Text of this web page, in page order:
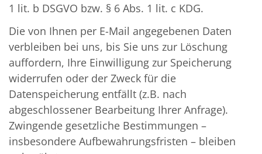
1 lit. b DSGVO bzw. § 6 Abs. 1 lit. c KDG.
Die von Ihnen per E-Mail angegebenen Daten
verbleiben bei uns, bis Sie uns zur Löschung
auffordern, Ihre Einwilligung zur Speicherung
widerrufen oder der Zweck für die
Datenspeicherung entfällt (z.B. nach
abgeschlossener Bearbeitung Ihrer Anfrage).
Zwingende gesetzliche Bestimmungen –
insbesondere Aufbewahrungsfristen – bleiben